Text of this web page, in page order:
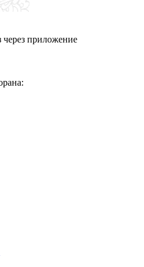
через приложение